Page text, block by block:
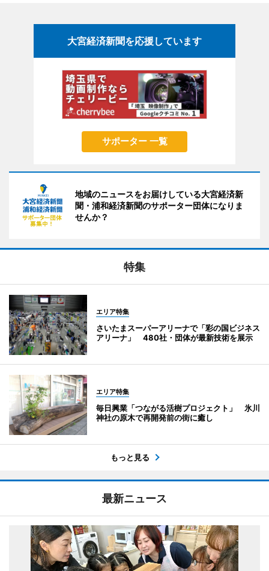
大宮経済新聞を応援しています
サポーター 一覧
地域のニュースをお届けしている大宮経済新
聞・浦和経済新聞のサポーター団体になりま
せんか？
特集
エリア特集
さいたまスーパーアリーナで「彩の国ビジネス
アリーナ」 480社・団体が最新技術を展示
エリア特集
毎日興業「つながる活樹プロジェクト」 氷川
神社の原木で再開発前の街に癒し
もっと見る
最新ニュース